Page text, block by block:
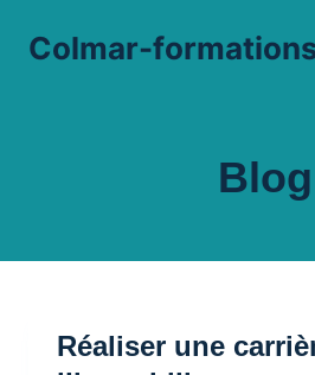
Colmar-
Blog
Réaliser une